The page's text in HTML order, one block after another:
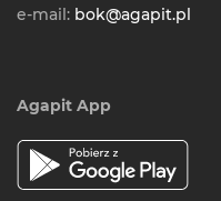
e-mail: bok@agapit.pl
Agapit App